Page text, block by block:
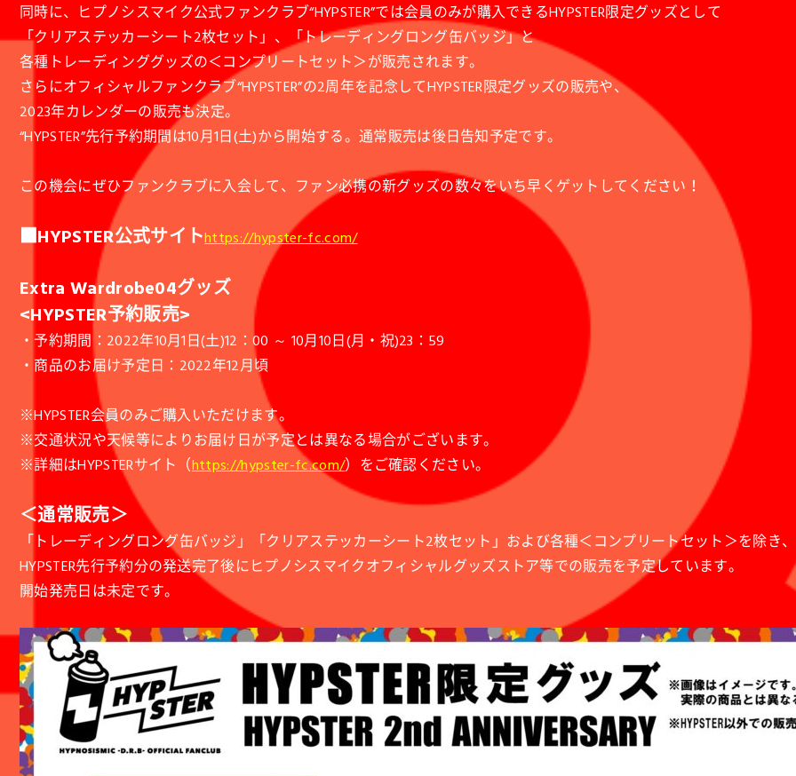
同時に、ヒプノシスマイク公式ファンクラブ“HYPSTER”では会員のみが購入できるHYPSTER限定グッズとして
「クリアステッカーシート2枚セット」、「トレーディングロング缶バッジ」と
各種トレーディンググッズの＜コンプリートセット＞が販売されます。
さらにオフィシャルファンクラブ“HYPSTER”の2周年を記念してHYPSTER限定グッズの販売や、
2023年カレンダーの販売も決定。
“HYPSTER”先行予約期間は10月1日(土)から開始する。通常販売は後日告知予定です。
この機会にぜひファンクラブに入会して、ファン必携の新グッズの数々をいち早くゲットしてください！
■HYPSTER公式サイトhttps://hypster-fc.com/
Extra Wardrobe04グッズ
<HYPSTER予約販売>
・予約期間：2022年10月1日(土)12：00 ～ 10月10日(月・祝)23：59
・商品のお届け予定日：2022年12月頃
※HYPSTER会員のみご購入いただけます。
※交通状況や天候等によりお届け日が予定とは異なる場合がございます。
※詳細はHYPSTERサイト（https://hypster-fc.com/）をご確認ください。
＜通常販売＞
「トレーディングロング缶バッジ」「クリアステッカーシート2枚セット」および各種＜コンプリートセット＞を除き、
HYPSTER先行予約分の発送完了後にヒプノシスマイクオフィシャルグッズストア等での販売を予定しています。
開始発売日は未定です。